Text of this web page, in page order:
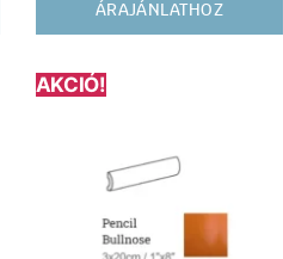
ÁRAJÁNLATHOZ
AKCIÓ!